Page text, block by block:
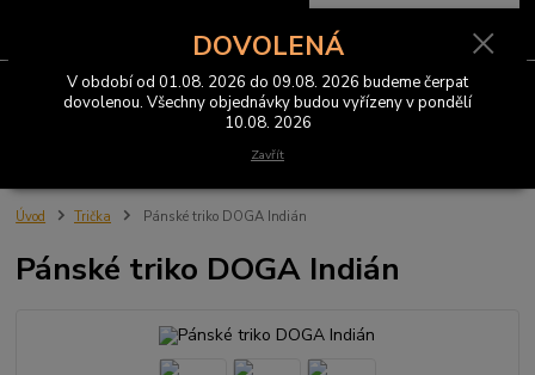
Menu
0 Kč
Úvod Trička Pánské triko DOGA Indián
Pánské triko DOGA Indián
DOVOLENÁ
V období od 01.08. 2026 do 09.08. 2026 budeme čerpat
dovolenou. Všechny objednávky budou vyřízeny v pondělí
10.08. 2026
Zavřít